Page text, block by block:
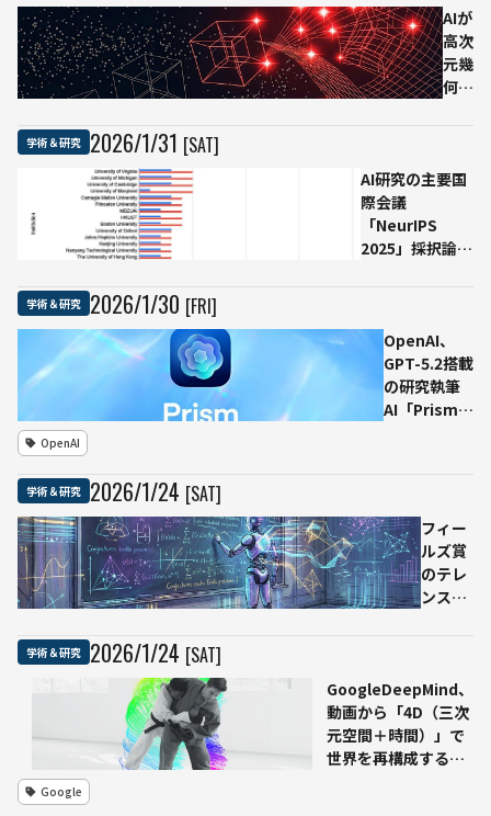
AIが
高次
元幾
何学
──
チー
題で
複数
次元
の記
学術＆研究 2026/1/31 [SAT]
AI研究の主要国
際会議
「NeurIPS
2025」採択論文
「vibe
citing（雰囲気
引用）」を中心
概念として定義
学術＆研究 2026/1/30 [FRI]
OpenAI、
GPT-5.2搭載
の研究執筆
AI「Prism」
ークスペー
ス
OpenAI
学術＆研究 2026/1/24 [SAT]
フィー
ルズ賞
のテレ
ンス・
5.2 Pro
が数学
の未解
決問題
学術＆研究 2026/1/24 [SAT]
GoogleDeepMind、
動画から「4D（三次
元空間＋時間）」で
世界を再構成する
Google